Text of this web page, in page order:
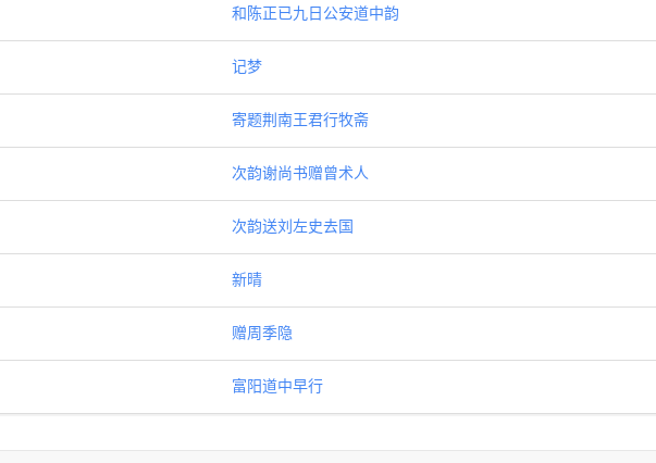
和陈正已九日公安道中韵
记梦
寄题荆南王君行牧斋
次韵谢尚书赠曾术人
次韵送刘左史去国
新晴
赠周季隐
富阳道中早行